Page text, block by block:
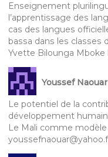
Enseignement
l’apprentissage des
cas des langues
bassa dans les classes
Yvette Bilounga
Youssef Naouar
Le potentiel de la
développement humain
Le Mali comme